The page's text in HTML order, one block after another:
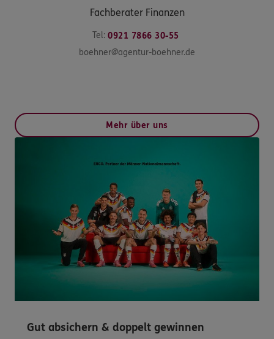
Fachberater Finanzen
Tel: 0921 7866 30-55
boehner@agentur-boehner.de
Mehr über uns
Gut absichern & doppelt gewinnen